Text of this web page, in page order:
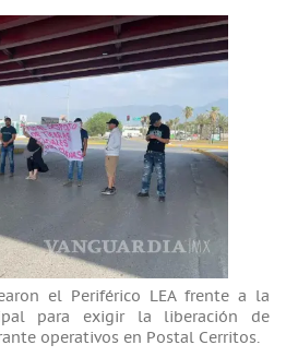
el Periférico LEA frente a la
para exigir la liberación de
operativos en Postal Cerritos.